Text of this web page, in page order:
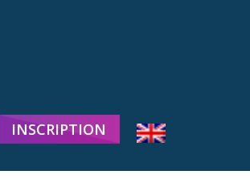
INSCRIPTION